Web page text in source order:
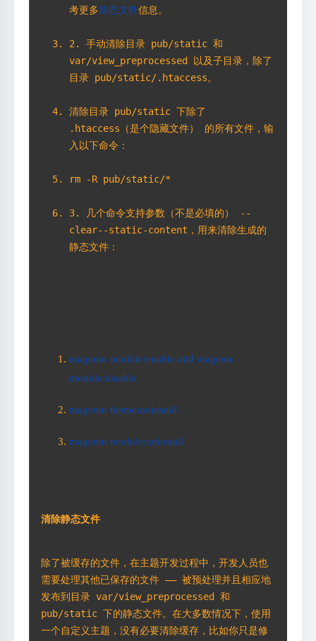
考更多静态文件信息。
2. 手动清除目录 pub/static 和
var/view_preprocessed 以及子目录，除了
目录 pub/static/.htaccess。
清除目录 pub/static 下除了
.htaccess（是个隐藏文件） 的所有文件，输
入以下命令：
rm -R pub/static/*
3. 几个命令支持参数（不是必填的） --
clear--static-content，用来清除生成的
静态文件：
magento module:enable and magento
module:disable
magento theme:uninstall
magento module:uninstall
清除静态文件
除了被缓存的文件，在主题开发过程中，开发人员也
需要处理其他已保存的文件 —— 被预处理并且相应地
发布到目录 var/view_preprocessed 和
pub/static 下的静态文件。在大多数情况下，使用
一个自定义主题，没有必要清除缓存，比如你只是修